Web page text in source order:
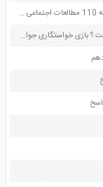
تحقیق کنید کشور فیلیپین از چند جزیره تشکیل شده است صفحه 110 مطالعات اجتماعی هشتم
جانداری که با تکامل ۵۰۰ میلیون ساله از انقراض نجات یافته است ؟ بازی خواستگاری جواب پاسخ